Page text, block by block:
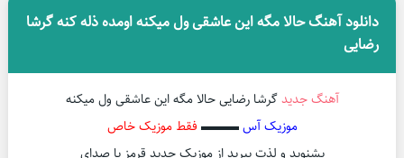
دانلود آهنگ حالا مگه این عاشقی ول میکنه اومده ذله کنه گرشا
رضایی
آهنگ جدیدگرشا رضایی حالا مگه این عاشقی ول میکنه
موزیک آس▬▬▬ فقط موزیک خاص
بشنوید و لذت ببرید از موزیک جدید قرمز با صدای